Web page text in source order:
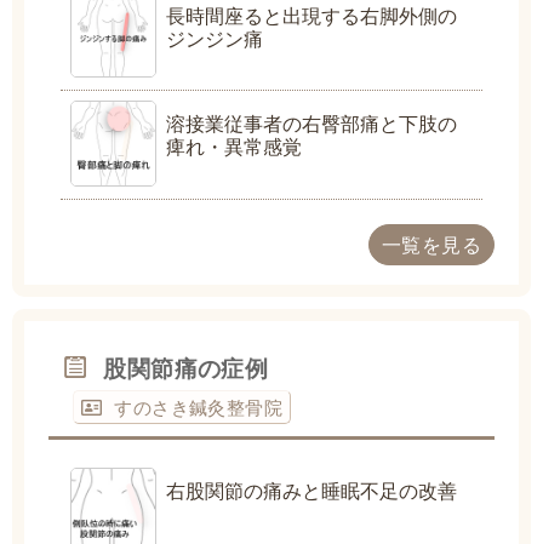
長時間座ると出現する右脚外側の
ジンジン痛
溶接業従事者の右臀部痛と下肢の
痺れ・異常感覚
一覧を見る
股関節痛の症例
すのさき鍼灸整骨院
右股関節の痛みと睡眠不足の改善